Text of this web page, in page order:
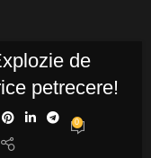
de
petrecere!
0